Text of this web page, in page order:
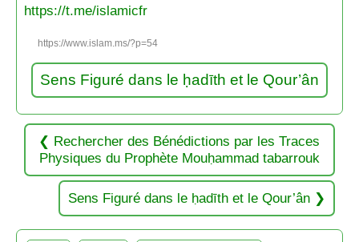
https://t.me/islamicfr
https://www.islam.ms/?p=54
Sens Figuré dans le ḥadīth et le Qour’ân
Rechercher des Bénédictions par les Traces
Physiques du Prophète Mouḥammad tabarrouk
Sens Figuré dans le ḥadīth et le Qour’ân